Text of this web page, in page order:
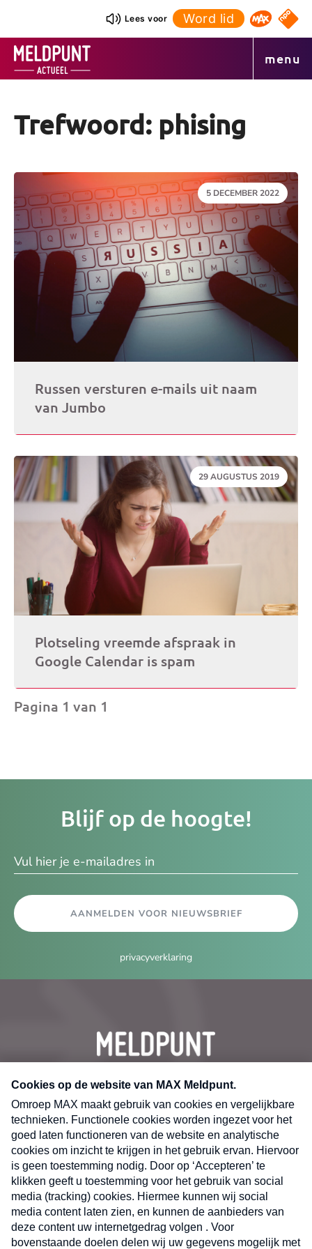
inhoud
Lees voor Word lid Omroep
NPO
menu
Trefwoord: phising
DATUM:
5 DECEMBER 2022
Russen versturen e-mails uit naam
van Jumbo
DATUM:
29 AUGUSTUS 2019
Plotseling vreemde afspraak in
Google Calendar is spam
Pagina 1 van 1
Blijf op de hoogte!
AANMELDEN VOOR NIEUWSBRIEF
privacyverklaring
CONTACT
Volg ons op